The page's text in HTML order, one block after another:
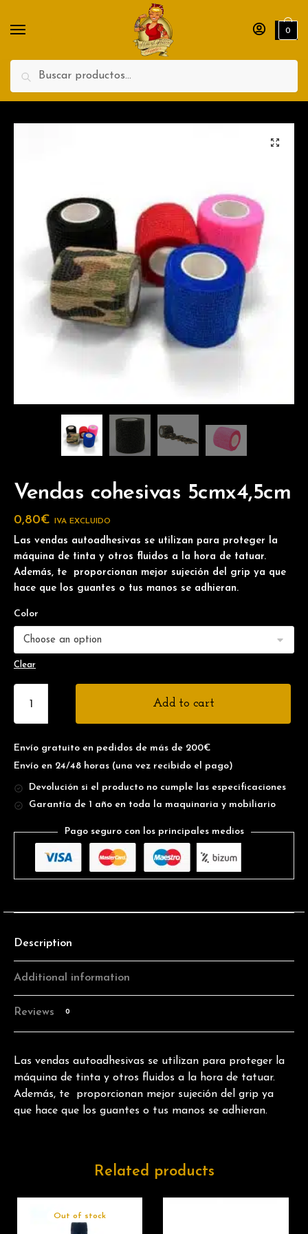
Search
0
🔍
Vendas cohesivas 5cmx4,5cm
0,80€ IVA EXCLUIDO
Las vendas autoadhesivas se utilizan para proteger la
máquina de tinta y otros fluidos a la hora de tatuar.
Además, te proporcionan mejor sujeción del grip ya que
hace que los guantes o tus manos se adhieran.
Color
Clear
Add to cart
Envío gratuito en pedidos de más de 200€
Envío en 24/48 horas (una vez recibido el pago)
Devolución si el producto no cumple las especificaciones
Garantía de 1 año en toda la maquinaria y mobiliario
Pago seguro con los principales medios
Apellidos
Teléfono
Description
Additional information
Reviews 0
Las vendas autoadhesivas se utilizan para proteger la
máquina de tinta y otros fluidos a la hora de tatuar.
Además, te proporcionan mejor sujeción del grip ya
que hace que los guantes o tus manos se adhieran.
Related products
Out of stock